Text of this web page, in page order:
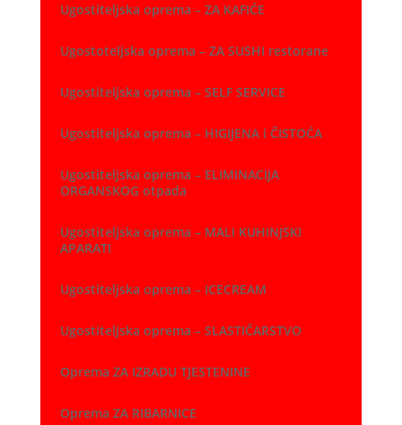
Ugostiteljska oprema – ZA KAFIĆE
Ugostoteljska oprema – ZA SUSHI restorane
Ugostiteljska oprema – SELF SERVICE
Ugostiteljska oprema – HIGIJENA i ČISTOĆA
Ugostiteljska oprema – ELIMINACIJA
ORGANSKOG otpada
Ugostiteljska oprema – MALI KUHINJSKI
APARATI
Ugostiteljska oprema – ICECREAM
Ugostiteljska oprema – SLASTIČARSTVO
Oprema ZA IZRADU TJESTENINE
Oprema ZA RIBARNICE